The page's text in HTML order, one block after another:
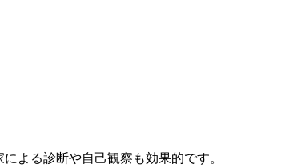
よる診断や自己観察も効果的です。